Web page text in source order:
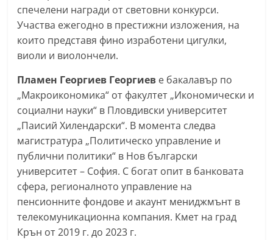
o
,
g
l
e
r
y
-
k
a
z
спечелени награди от световни конкурси.
Участва ежегодно в престижни изложения, на
които представя фино изработени цигулки,
виоли и виолончели.
Пламен Георгиев Георгиев е бакалавър по
„Макроикономика“ от факултет „Икономически и
социални науки“ в Пловдивски университет
„Паисий Хилендарски“. В момента следва
магистратура „Политическо управление и
публични политики“ в Нов български
университет – София. С богат опит в банковата
сфера, регионалното управление на
пенсионните фондове и акаунт мениджмънт в
телекомуникационна компания. Кмет на град
Крън от 2019 г. до 2023 г.